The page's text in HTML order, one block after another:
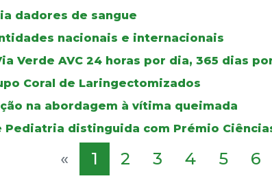
dadores de sangue
nacionais e internacionais
Verde AVC 24 horas por dia, 365 dias
Coral de Laringectomizados
na abordagem à vítima queimada
distinguida com Prémio
« 1 2 3 4 5 6